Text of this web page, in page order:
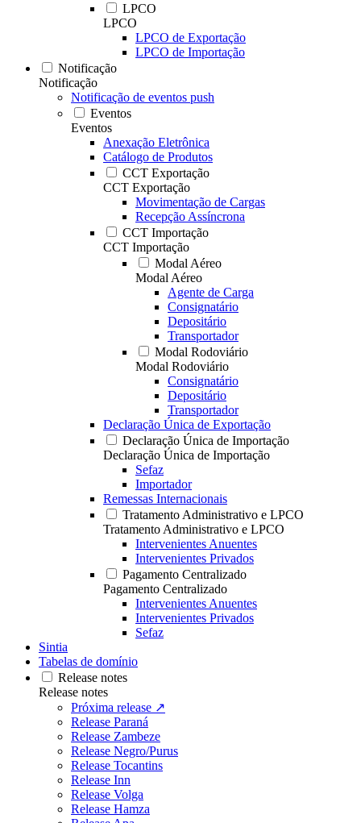
LPCO
LPCO
LPCO de Exportação
LPCO de Importação
Notificação
Notificação
Notificação de eventos push
Eventos
Eventos
Anexação Eletrônica
Catálogo de Produtos
CCT Exportação
CCT Exportação
Movimentação de Cargas
Recepção Assíncrona
CCT Importação
CCT Importação
Modal Aéreo
Modal Aéreo
Agente de Carga
Consignatário
Depositário
Transportador
Modal Rodoviário
Modal Rodoviário
Consignatário
Depositário
Transportador
Declaração Única de Exportação
Declaração Única de Importação
Declaração Única de Importação
Sefaz
Importador
Remessas Internacionais
Tratamento Administrativo e LPCO
Tratamento Administrativo e LPCO
Intervenientes Anuentes
Intervenientes Privados
Pagamento Centralizado
Pagamento Centralizado
Intervenientes Anuentes
Intervenientes Privados
Sefaz
Sintia
Tabelas de domínio
Release notes
Release notes
Próxima release ↗
Release Paraná
Release Zambeze
Release Negro/Purus
Release Tocantins
Release Inn
Release Volga
Release Hamza